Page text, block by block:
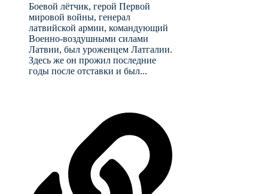
Боевой лётчик, герой Первой
мировой войны, генерал
латвийской армии, командующий
Военно-воздушными силами
Латвии, был уроженцем Латгалии.
Здесь же он прожил последние
годы после отставки и был...